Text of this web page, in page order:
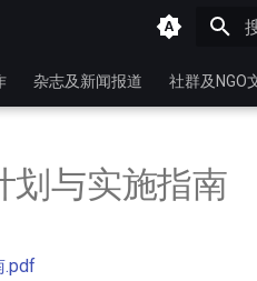
杂志及新闻报道 社群及NGO
划与实施指南
.pdf